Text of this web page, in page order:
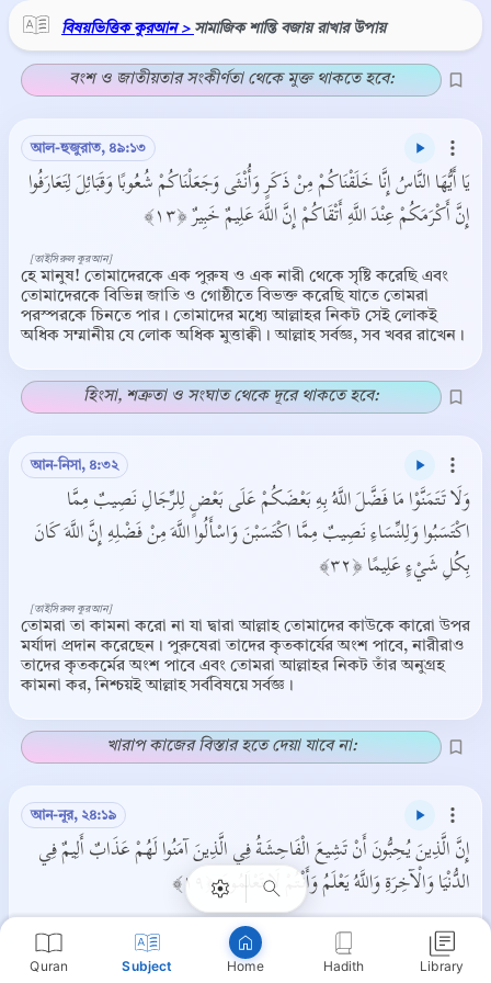
Quran Subject Home Hadith Library
বিষয়ভিত্তিক কুরআন > সামাজিক শান্তি বজায় রাখার উপায়
বংশ ও জাতীয়তার সংকীর্ণতা থেকে মুক্ত থাকতে হবে:
আল-হুজুরাত, ৪৯:১৩
يَا أَيُّهَا النَّاسُ إِنَّا خَلَقْنَاكُمْ مِنْ ذَكَرٍ وَأُنْثَى وَجَعَلْنَاكُمْ شُعُوبًا وَقَبَائِلَ لِتَعَارَفُوا
إِنَّ أَكْرَمَكُمْ عِنْدَ اللَّهِ أَتْقَاكُمْ إِنَّ اللَّهَ عَلِيمٌ خَبِيرٌ ﴿١٣﴾
হে মানুষ! তোমাদেরকে এক পুরুষ ও এক নারী থেকে সৃষ্টি করেছি এবং
তোমাদেরকে বিভিন্ন জাতি ও গোষ্ঠীতে বিভক্ত করেছি যাতে তোমরা
পরস্পরকে চিনতে পার। তোমাদের মধ্যে আল্লাহর নিকট সেই লোকই
অধিক সম্মানীয় যে লোক অধিক মুত্তাক্বী। আল্লাহ সর্বজ্ঞ, সব খবর রাখেন।
[তাইসিরুল কুরআন]
হিংসা, শত্রুতা ও সংঘাত থেকে দূরে থাকতে হবে:
আন-নিসা, ৪:৩২
وَلَا تَتَمَنَّوْا مَا فَضَّلَ اللَّهُ بِهِ بَعْضَكُمْ عَلَى بَعْضٍ لِلرِّجَالِ نَصِيبٌ مِمَّا
اكْتَسَبُوا وَلِلنِّسَاءِ نَصِيبٌ مِمَّا اكْتَسَبْنَ وَاسْأَلُوا اللَّهَ مِنْ فَضْلِهِ إِنَّ اللَّهَ كَانَ
بِكُلِ شَيْءٍ عَلِيمًا ﴿٣٢﴾
তোমরা তা কামনা করো না যা দ্বারা আল্লাহ তোমাদের কাউকে কারো উপর
মর্যাদা প্রদান করেছেন। পুরুষেরা তাদের কৃতকার্যের অংশ পাবে, নারীরাও
তাদের কৃতকর্মের অংশ পাবে এবং তোমরা আল্লাহর নিকট তাঁর অনুগ্রহ
কামনা কর, নিশ্চয়ই আল্লাহ সর্ববিষয়ে সর্বজ্ঞ।
[তাইসিরুল কুরআন]
খারাপ কাজের বিস্তার হতে দেয়া যাবে না:
আন-নূর, ২৪:১৯
إِنَّ الَّذِينَ يُحِبُّونَ أَنْ تَشِيعَ الْفَاحِشَةُ فِي الَّذِينَ آمَنُوا لَهُمْ عَذَابٌ أَلِيمٌ فِي
الدُّنْيَا وَالْآخِرَةِ وَاللَّهُ يَعْلَمُ وَأَنْتُمْ لَا تَعْلَمُونَ ﴿١٩﴾
যারা পছন্দ করে যে, মু’মিনদের মধ্যে অশ্লীলতার বিস্তৃতি ঘটুক তাদের জন্য
আছে ভয়াবহ শাস্তি দুনিয়া ও আখিরাতে। আল্লাহ জানেন আর তোমরা